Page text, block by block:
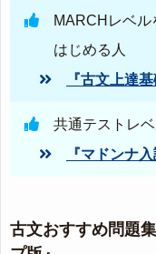
MARCHレベ
はじめる人
『古文上達基
共通テストレ
『マドンナ入
古文おすすめ問題